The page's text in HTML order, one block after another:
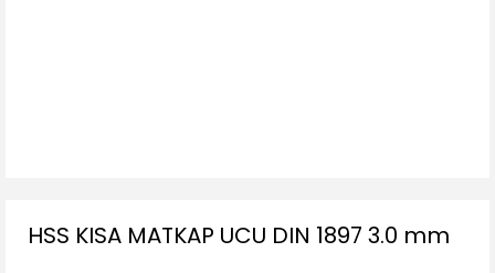
HSS KISA MATKAP UCU DIN 1897 3.0 mm